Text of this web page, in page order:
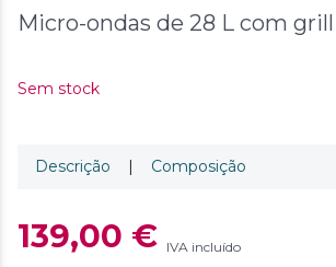
Micro-ondas de 28 L com grill
Sem stock
Descrição | Composição
139,00 € IVA incluído